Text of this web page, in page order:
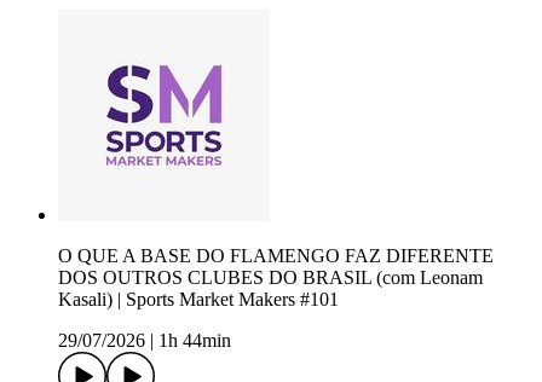
O QUE A BASE DO FLAMENGO FAZ DIFERENTE
DOS OUTROS CLUBES DO BRASIL (com Leonam
Kasali) | Sports Market Makers #101
29/07/2026
1h 44min